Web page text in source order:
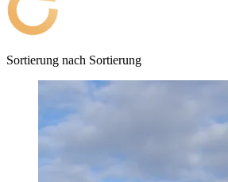
Sortierung nach Sortierung